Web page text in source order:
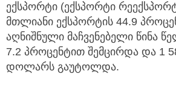
ექსპორტი (ექსპორტი
მთლიანი ექსპორტის 44.9
აღნიშნული მაჩვენებელი წინა
7.2 პროცენტით შემცირდა და 1
დოლარს გაუტოლდა.